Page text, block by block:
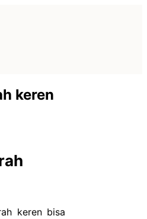
keren
keren bisa